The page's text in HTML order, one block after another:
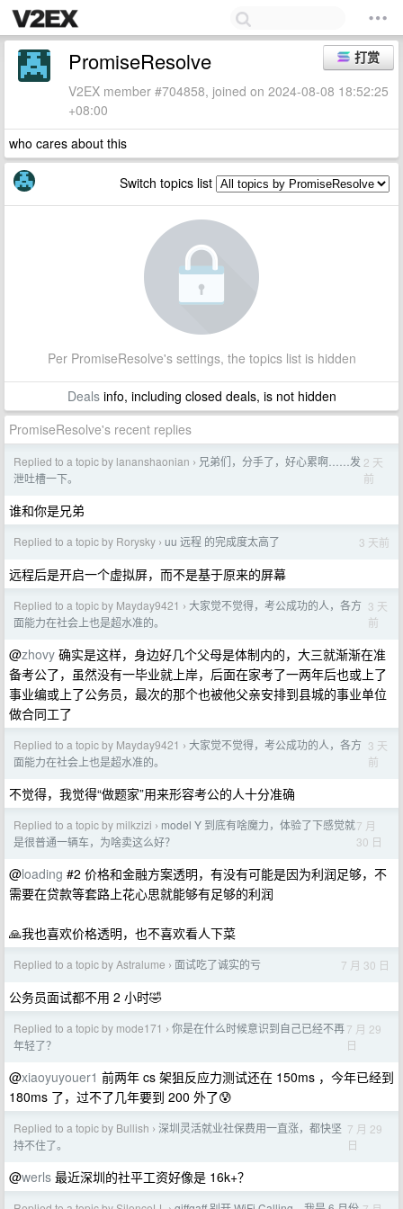
打赏
PromiseResolve
V2EX member #704858, joined on 2024-08-08 18:52:25
+08:00
who cares about this
Switch topics list
Per PromiseResolve's settings, the topics list is hidden
Dealsinfo, including closed deals, is not hidden
PromiseResolve's recent replies
Replied to a topic by lananshaonian › 兄弟们，分手了，好心累啊……发
泄吐槽一下。
2 天
前
谁和你是兄弟
Replied to a topic by Rorysky › uu 远程 的完成度太高了 3 天前
远程后是开启一个虚拟屏，而不是基于原来的屏幕
Replied to a topic by Mayday9421 › 大家觉不觉得，考公成功的人，各方
面能力在社会上也是超水准的。
3 天
前
@zhovy 确实是这样，身边好几个父母是体制内的，大三就渐渐在准
备考公了，虽然没有一毕业就上岸，后面在家考了一两年后也或上了
事业编或上了公务员，最次的那个也被他父亲安排到县城的事业单位
做合同工了
Replied to a topic by Mayday9421 › 大家觉不觉得，考公成功的人，各方
面能力在社会上也是超水准的。
3 天
前
不觉得，我觉得“做题家”用来形容考公的人十分准确
Replied to a topic by milkzizi › model Y 到底有啥魔力，体验了下感觉就
是很普通一辆车，为啥卖这么好？
7 月
30 日
@loading #2 价格和金融方案透明，有没有可能是因为利润足够，不
需要在贷款等套路上花心思就能够有足够的利润
🙏我也喜欢价格透明，也不喜欢看人下菜
Replied to a topic by Astralume › 面试吃了诚实的亏 7 月 30 日
公务员面试都不用 2 小时🤣
Replied to a topic by mode171 › 你是在什么时候意识到自己已经不再
年轻了？
7 月 29
日
@xiaoyuyouer1 前两年 cs 架狙反应力测试还在 150ms ，今年已经到
180ms 了，过不了几年要到 200 外了😰
Replied to a topic by Bullish › 深圳灵活就业社保费用一直涨，都快坚
持不住了。
7 月 29
日
@werls 最近深圳的社平工资好像是 16k+？